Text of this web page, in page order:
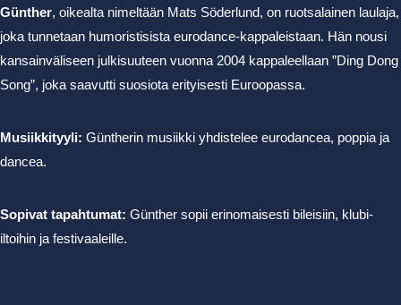
Günther, oikealta nimeltään Mats Söderlund, on ruotsalainen laulaja,
joka tunnetaan humoristisista eurodance-kappaleistaan. Hän nousi
kansainväliseen julkisuuteen vuonna 2004 kappaleellaan ”Ding Dong
Song”, joka saavutti suosiota erityisesti Euroopassa.
Musiikkityyli: Güntherin musiikki yhdistelee eurodancea, poppia ja
dancea.
Sopivat tapahtumat: Günther sopii erinomaisesti bileisiin, klubi-
iltoihin ja festivaaleille.